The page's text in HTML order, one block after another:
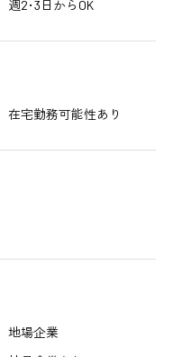
週2･3日からOK
在宅勤務可能性あり
地場企業